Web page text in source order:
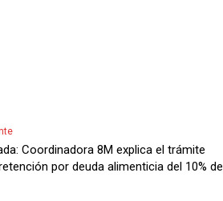
Coordinadora 8M explica el trámite
por deuda alimenticia del 10% de